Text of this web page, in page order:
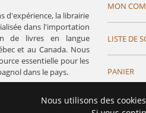
d'expérience, la librairie
dans l'importation
de livres en langue
et au Canada. Nous
essentielle pour les
dans le pays.
MON
LISTE DE
PANIER
Nous utilisons des